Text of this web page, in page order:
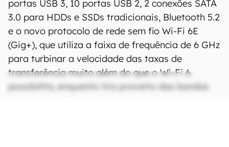
portas USB 3, 10 portas USB 2, 2 conexões SATA
3.0 para HDDs e SSDs tradicionais, Bluetooth 5.2
e o novo protocolo de rede sem fio Wi-Fi 6E
(Gig+), que utiliza a faixa de frequência de 6 GHz
para turbinar a velocidade das taxas de
transferência muito além do que o Wi-Fi 6
possibilita, enquanto tira proveito das bandas
menos ocupadas.